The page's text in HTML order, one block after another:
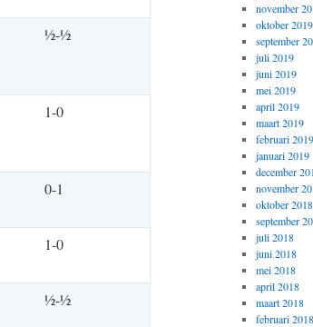
½-½
1-0
0-1
1-0
½-½
november
oktober 2019
september
juli 2019
juni 2019
mei 2019
april 2019
maart 2019
februari 2019
januari 2019
december
november
oktober 2018
september
juli 2018
juni 2018
mei 2018
april 2018
maart 2018
februari 2018